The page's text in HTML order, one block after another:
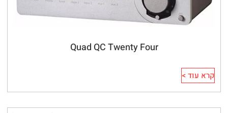
Quad QC Twenty Four
קרא עוד >